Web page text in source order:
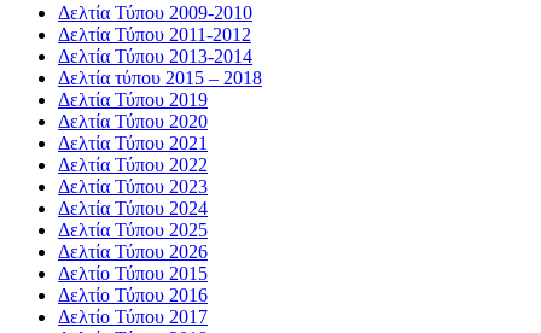
Δελτία Τύπου 2009-2010
Δελτία Τύπου 2011-2012
Δελτία Τύπου 2013-2014
Δελτία τύπου 2015 – 2018
Δελτία Τύπου 2019
Δελτία Τύπου 2020
Δελτία Τύπου 2021
Δελτία Τύπου 2022
Δελτία Τύπου 2023
Δελτία Τύπου 2024
Δελτία Τύπου 2025
Δελτία Τύπου 2026
Δελτίο Τύπου 2015
Δελτίο Τύπου 2016
Δελτίο Τύπου 2017